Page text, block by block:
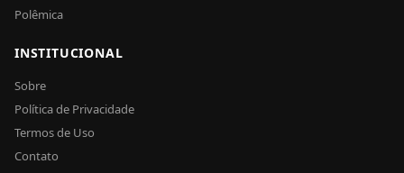
Polêmica
INSTITUCIONAL
Sobre
Política de Privacidade
Termos de Uso
Contato